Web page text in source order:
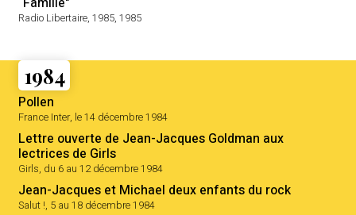
Radio Libertaire, 1985, 1985
1984
Pollen
France Inter, le 14 décembre 1984
Lettre ouverte de Jean-Jacques Goldman aux
lectrices de Girls
Girls, du 6 au 12 décembre 1984
Jean-Jacques et Michael deux enfants du rock
Salut !, 5 au 18 décembre 1984